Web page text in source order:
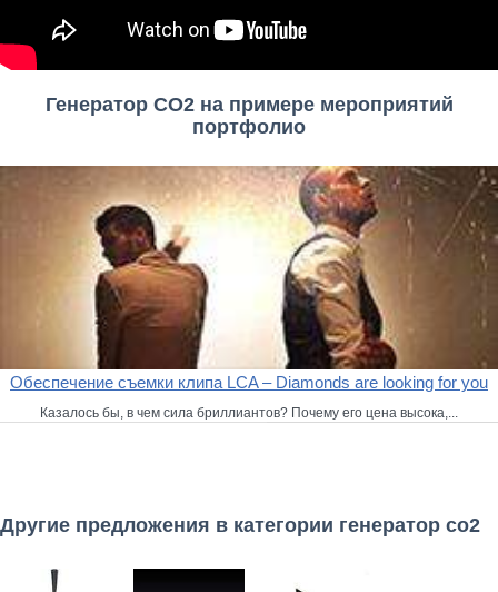
Генератор СО2 на примере мероприятий
портфолио
Обеспечение съемки клипа LCA – Diamonds are looking for you
Казалось бы, в чем сила бриллиантов? Почему его цена высока,...
Другие предложения в категории генератор со2